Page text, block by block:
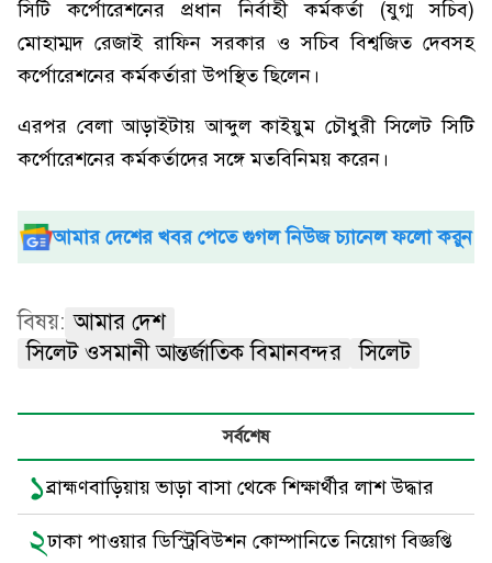
সিটি কর্পোরেশনের প্রধান নির্বাহী কর্মকর্তা (যুগ্ম সচিব)
মোহাম্মদ রেজাই রাফিন সরকার ও সচিব বিশ্বজিত দেবসহ
কর্পোরেশনের কর্মকর্তারা উপস্থিত ছিলেন।
এরপর বেলা আড়াইটায় আব্দুল কাইয়ুম চৌধুরী সিলেট সিটি
কর্পোরেশনের কর্মকর্তাদের সঙ্গে মতবিনিময় করেন।
আমার দেশের খবর পেতে গুগল নিউজ চ্যানেল ফলো করুন
বিষয়: আমার দেশ
সিলেট ওসমানী আন্তর্জাতিক বিমানবন্দর
সিলেট
সর্বশেষ
১ব্রাহ্মণবাড়িয়ায় ভাড়া বাসা থেকে শিক্ষার্থীর লাশ উদ্ধার
২ঢাকা পাওয়ার ডিস্ট্রিবিউশন কোম্পানিতে নিয়োগ বিজ্ঞপ্তি